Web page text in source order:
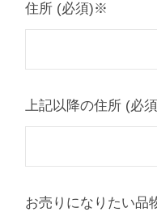
住所 (必須)※
上記以降の住所 (必
お売りになりたい品